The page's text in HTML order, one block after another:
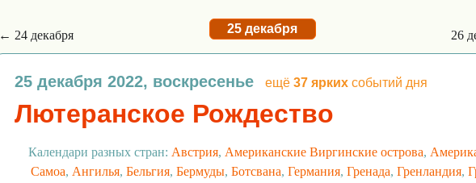
← 24 декабря 25 декабря 26
25 декабря 2022, воскресенье ещё 37 ярких событий дня
Лютеранское Рождество
Календари разных стран: Австрия, Американские Виргинские острова,
Самоа, Ангилья, Бельгия, Бермуды, Ботсвана, Германия, Гренада, Гренландия,